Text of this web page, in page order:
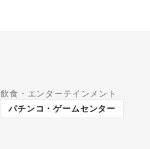
路面店舗
飲食・エンターテインメント
パチンコ・ゲームセンター